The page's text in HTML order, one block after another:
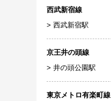
西武新宿線
西武新宿駅
京王井の頭線
井の頭公園駅
東京メトロ有楽町線